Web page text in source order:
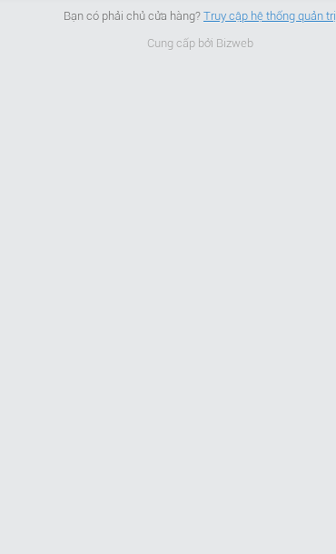
Bạn có phải chủ cửa hàng? Truy cập hệ thống quản trị
Cung cấp bởi Bizweb